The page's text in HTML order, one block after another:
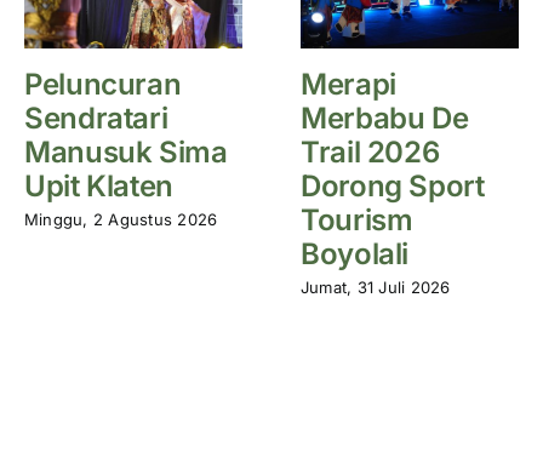
Peluncuran
Sendratari
Manusuk Sima
Upit Klaten
Minggu, 2 Agustus 2026
Merapi
Merbabu De
Trail 2026
Dorong Sport
Tourism
Boyolali
Jumat, 31 Juli 2026